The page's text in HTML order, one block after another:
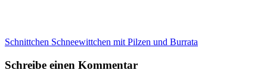
Schnittchen Schneewittchen mit Pilzen und Burrata
Schreibe einen Kommentar